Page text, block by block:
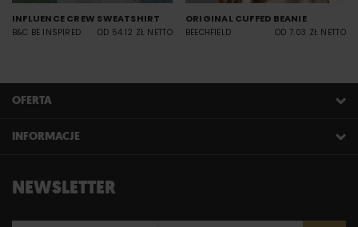
INFLUENCE CREW SWEATSHIRT
B&C BE INSPIRED OD 54.12 ZŁ NETTO
ORIGINAL CUFFED BEANIE
BEECHFIELD OD 7.03 ZŁ NETTO
OFERTA
INFORMACJE
NEWSLETTER